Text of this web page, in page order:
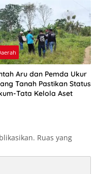
Aru dan Pemda Ukur
Tanah Pastikan Status
Tata Kelola Aset
Ruas yang